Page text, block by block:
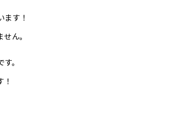
す！
ん。
。